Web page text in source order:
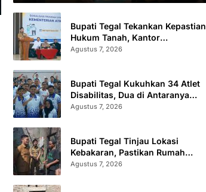
Bupati Tegal Tekankan Kepastian
Hukum Tanah, Kantor
Pertanahan Catat 296.869
Agustus 7, 2026
Bupati Tegal Kukuhkan 34 Atlet
Disabilitas, Dua di Antaranya
Berlaga di Level Dunia
Agustus 7, 2026
Bupati Tegal Tinjau Lokasi
Kebakaran, Pastikan Rumah
Korban Diperbaiki
Agustus 7, 2026